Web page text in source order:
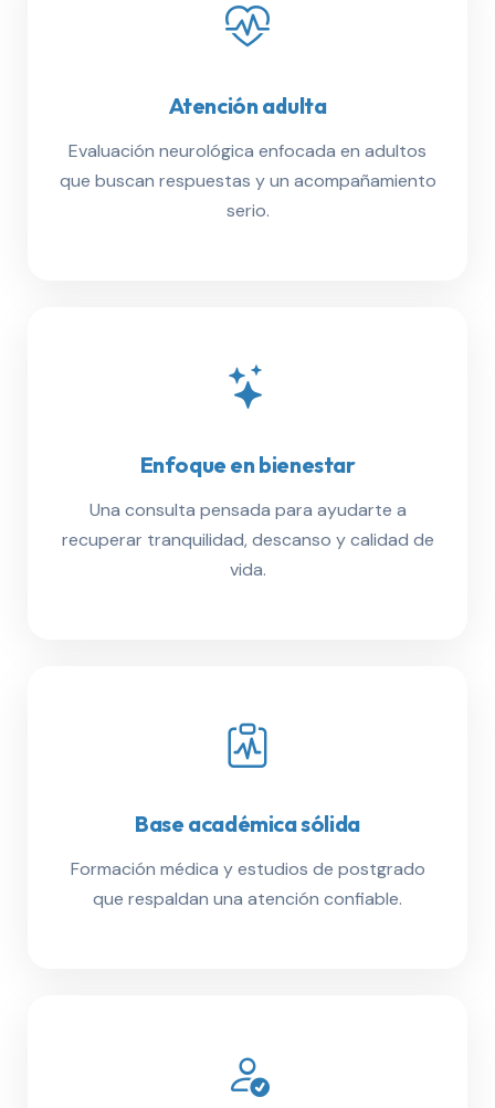
Atención adulta
Evaluación neurológica enfocada en adultos
que buscan respuestas y un acompañamiento
serio.
Enfoque en bienestar
Una consulta pensada para ayudarte a
recuperar tranquilidad, descanso y calidad de
vida.
Base académica sólida
Formación médica y estudios de postgrado
que respaldan una atención confiable.